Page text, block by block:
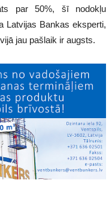
par 50%, šī nodokļu
Latvijas Bankas eksperti,
jau pašlaik ir augsts.